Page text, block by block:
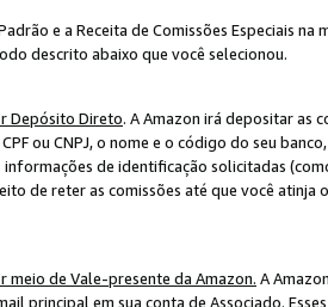
e a Receita de Comissões Especiais
descrito abaixo que você selecionou.
Depósito Direto. A Amazon irá depositar as
ou CNPJ, o nome e o código do seu
de identificação solicitadas
de reter as comissões até que você
meio de Vale-presente da Amazon. A
principal em sua conta de Associado.